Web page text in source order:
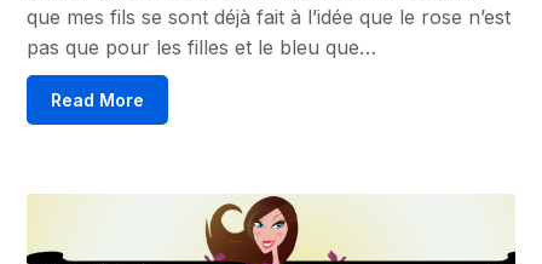
que mes fils se sont déjà fait à l’idée que le rose n’est
pas que pour les filles et le bleu que…
Read More